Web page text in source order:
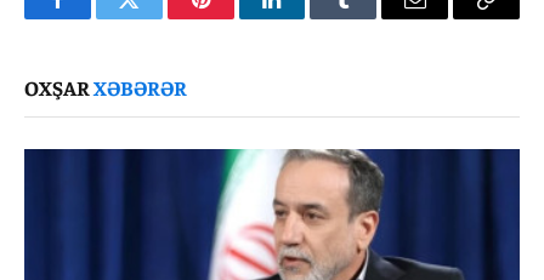
FacebookTwitter PinterestLinkedInTumblr Email
Copy
OXŞARXƏBƏRƏR